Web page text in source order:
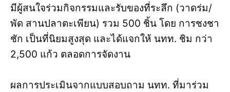
มีผู้สนใจร่วมกิจกรรมและรับของที่ระลึก (วาดร่ม/
พัด สานปลาตะเพียน) รวม 500 ชิ้น โดย การชงชา
ชัก เป็นที่นิยมสูงสุด และได้แจกให้ นทท. ชิม กว่า
2,500 แก้ว ตลอดการจัดงาน
ผลการประเมินจากแบบสอบถาม นทท. ที่มาร่วม